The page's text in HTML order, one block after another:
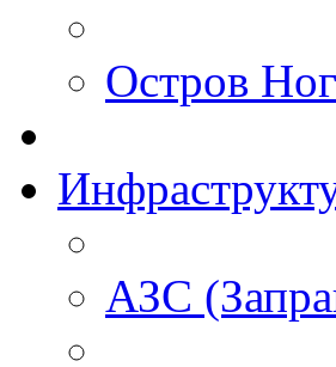
Остров
АЗС